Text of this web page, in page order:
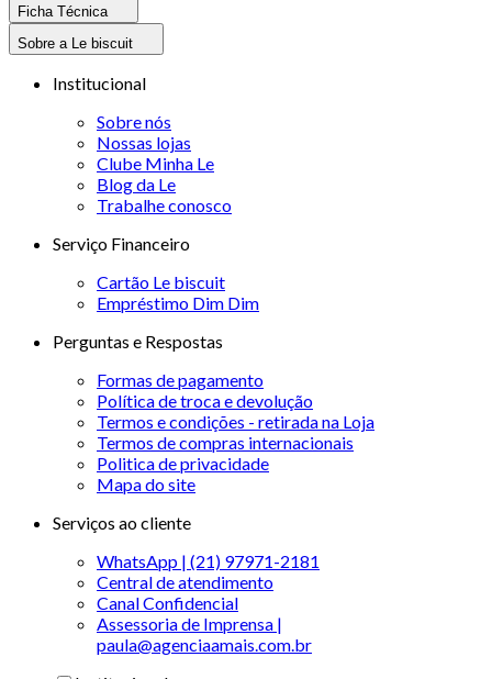
Ficha Técnica
Sobre a Le biscuit
Institucional
Sobre nós
Nossas lojas
Clube Minha Le
Blog da Le
Trabalhe conosco
Serviço Financeiro
Cartão Le biscuit
Empréstimo Dim Dim
Perguntas e Respostas
Formas de pagamento
Política de troca e devolução
Termos e condições - retirada na Loja
Termos de compras internacionais
Politica de privacidade
Mapa do site
Serviços ao cliente
WhatsApp | (21) 97971-2181
Central de atendimento
Canal Confidencial
Assessoria de Imprensa |
paula@agenciaamais.com.br